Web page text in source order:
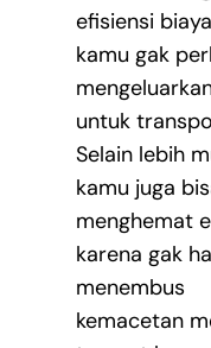
efisiensi
kamu gak
untuk
Selain lebih
kamu juga
menghemat
karena gak
menembus
kemacetan